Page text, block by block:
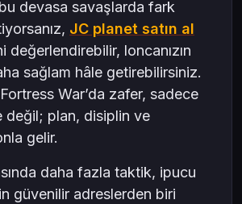
devasa savaşlarda fark
JC planet satın al
değerlendirebilir, loncanızın
sağlam hâle getirebilirsiniz.
War’da zafer, sadece
değil; plan, disiplin ve
gelir.
daha fazla taktik, ipucu
güvenilir adreslerden biri